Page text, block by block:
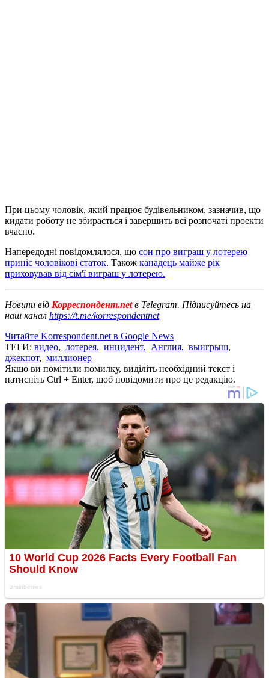
При цьому чоловік, який працює будівельником, зазначив, що
кидати роботу не збирається і завершить всі розпочаті проекти
вчасно.
Напередодні повідомлялося, що сон про виграш у лотерею
приніс чоловікові статок. Також канадець майже рік
приховував від сім'ї виграш у лотерею.
Новини від Корреспондент.netв Telegram. Підписуйтесь на
наш канал https://t.me/korrespondentnet
Читайте Korrespondent.net в Google News
ТЕГИ: видео, лотерея, инцидент, Англия, выигрыш,
джекпот, миллионер
Якщо ви помітили помилку, виділіть необхідний текст і
натисніть Ctrl + Enter, щоб повідомити про це редакцію.